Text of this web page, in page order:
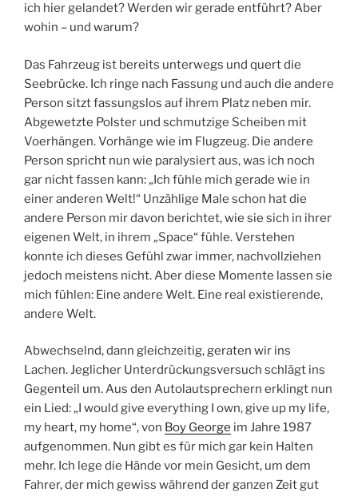
ich hier gelandet? Werden wir gerade entführt? Aber
wohin – und warum?
Das Fahrzeug ist bereits unterwegs und quert die
Seebrücke. Ich ringe nach Fassung und auch die andere
Person sitzt fassungslos auf ihrem Platz neben mir.
Abgewetzte Polster und schmutzige Scheiben mit
Voerhängen. Vorhänge wie im Flugzeug. Die andere
Person spricht nun wie paralysiert aus, was ich noch
gar nicht fassen kann: „Ich fühle mich gerade wie in
einer anderen Welt!“ Unzählige Male schon hat die
andere Person mir davon berichtet, wie sie sich in ihrer
eigenen Welt, in ihrem „Space“ fühle. Verstehen
konnte ich dieses Gefühl zwar immer, nachvollziehen
jedoch meistens nicht. Aber diese Momente lassen sie
mich fühlen: Eine andere Welt. Eine real existierende,
andere Welt.
Abwechselnd, dann gleichzeitig, geraten wir ins
Lachen. Jeglicher Unterdrückungsversuch schlägt ins
Gegenteil um. Aus den Autolautsprechern erklingt nun
ein Lied: „I would give everything I own, give up my life,
my heart, my home“, von Boy George im Jahre 1987
aufgenommen. Nun gibt es für mich gar kein Halten
mehr. Ich lege die Hände vor mein Gesicht, um dem
Fahrer, der mich gewiss während der ganzen Zeit gut